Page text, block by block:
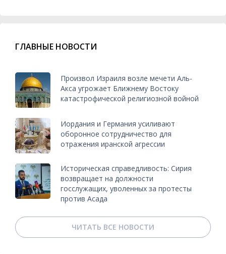
ГЛАВНЫЕ НОВОСТИ
Произвол Израиля возле мечети Аль-
Акса угрожает Ближнему Востоку
катастрофической религиозной войной
Иордания и Германия усиливают
оборонное сотрудничество для
отражения иранской агрессии
Историческая справедливость: Сирия
возвращает на должности
госслужащих, уволенных за протесты
против Асада
ЧИТАТЬ ВСЕ НОВОСТИ